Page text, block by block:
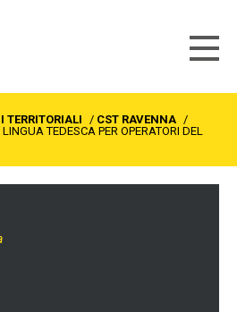
TERRITORIALI / CST RAVENNA /
LINGUA TEDESCA PER OPERATORI DEL